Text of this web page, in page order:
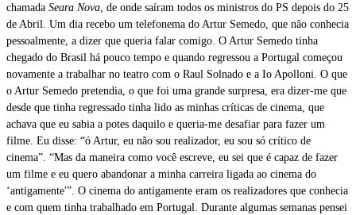
chamada Seara Nova , de onde saíram todos os ministros do PS depois do 25
de Abril. Um dia recebo um telefonema do Artur Semedo, que não conhecia
pessoalmente, a dizer que queria falar comigo. O Artur Semedo tinha
chegado do Brasil há pouco tempo e quando regressou a Portugal começou
novamente a trabalhar no teatro com o Raul Solnado e a Io Apolloni. O que
o Artur Semedo pretendia, o que foi uma grande surpresa, era dizer-me que
desde que tinha regressado tinha lido as minhas críticas de cinema, que
achava que eu sabia a potes daquilo e queria-me desafiar para fazer um
filme. Eu disse: “ó Artur, eu não sou realizador, eu sou só crítico de
cinema”. “Mas da maneira como você escreve, eu sei que é capaz de fazer
um filme e eu quero abandonar a minha carreira ligada ao cinema do
‘antigamente'”. O cinema do antigamente eram os realizadores que conhecia
e com quem tinha trabalhado em Portugal. Durante algumas semanas pensei